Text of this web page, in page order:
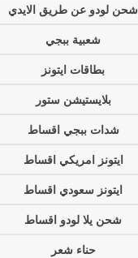
شحن لودو عن طريق الايدي
شعبية ببجي
بطاقات ايتونز
بلايستيشن ستور
شدات ببجي اقساط
ايتونز امريكي اقساط
ايتونز سعودي اقساط
شحن يلا لودو اقساط
حناء شعر